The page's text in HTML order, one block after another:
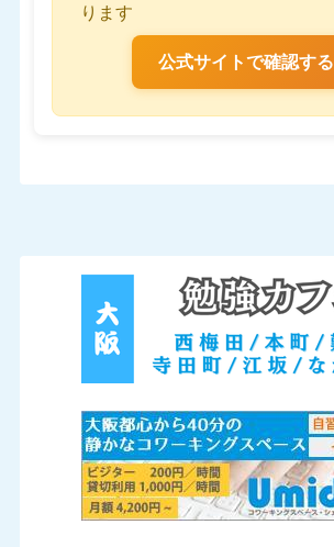
ります
公式サイトで確認する